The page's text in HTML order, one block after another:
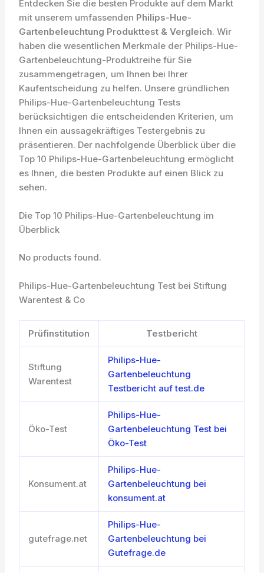
Entdecken Sie die besten Produkte auf dem Markt
mit unserem umfassenden Philips-Hue-
Gartenbeleuchtung Produkttest & Vergleich. Wir
haben die wesentlichen Merkmale der Philips-Hue-
Gartenbeleuchtung-Produktreihe für Sie
zusammengetragen, um Ihnen bei Ihrer
Kaufentscheidung zu helfen. Unsere gründlichen
Philips-Hue-Gartenbeleuchtung Tests
berücksichtigen die entscheidenden Kriterien, um
Ihnen ein aussagekräftiges Testergebnis zu
präsentieren. Der nachfolgende Überblick über die
Top 10 Philips-Hue-Gartenbeleuchtung ermöglicht
es Ihnen, die besten Produkte auf einen Blick zu
sehen.
Die Top 10 Philips-Hue-Gartenbeleuchtung im
Überblick
No products found.
Philips-Hue-Gartenbeleuchtung Test bei Stiftung
Warentest & Co
Prüfinstitution Testbericht
Stiftung
Warentest
Philips-Hue-
Gartenbeleuchtung
Testbericht auf test.de
Öko-Test
Philips-Hue-
Gartenbeleuchtung Test bei
Öko-Test
Konsument.at
Philips-Hue-
Gartenbeleuchtung bei
konsument.at
gutefrage.net
Philips-Hue-
Gartenbeleuchtung bei
Gutefrage.de